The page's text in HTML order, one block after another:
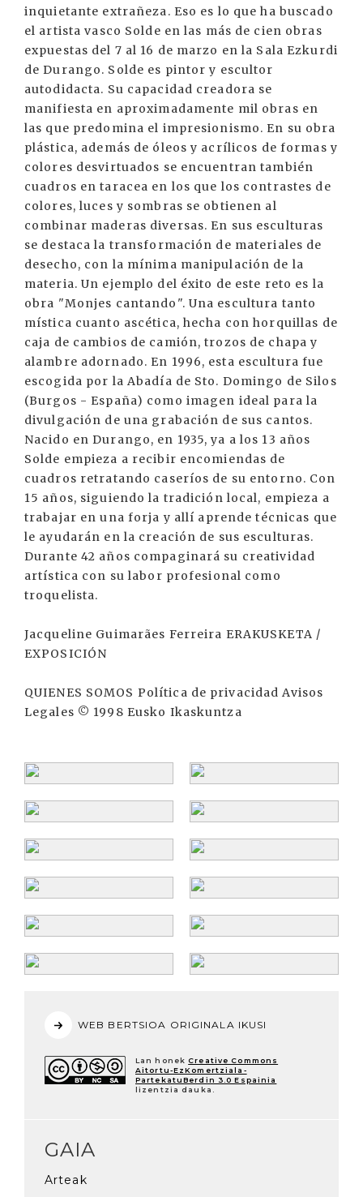
inquietante extrañeza. Eso es lo que ha buscado
el artista vasco Solde en las más de cien obras
expuestas del 7 al 16 de marzo en la Sala Ezkurdi
de Durango. Solde es pintor y escultor
autodidacta. Su capacidad creadora se
manifiesta en aproximadamente mil obras en
las que predomina el impresionismo. En su obra
plástica, además de óleos y acrílicos de formas y
colores desvirtuados se encuentran también
cuadros en taracea en los que los contrastes de
colores, luces y sombras se obtienen al
combinar maderas diversas. En sus esculturas
se destaca la transformación de materiales de
desecho, con la mínima manipulación de la
materia. Un ejemplo del éxito de este reto es la
obra "Monjes cantando". Una escultura tanto
mística cuanto ascética, hecha con horquillas de
caja de cambios de camión, trozos de chapa y
alambre adornado. En 1996, esta escultura fue
escogida por la Abadía de Sto. Domingo de Silos
(Burgos - España) como imagen ideal para la
divulgación de una grabación de sus cantos.
Nacido en Durango, en 1935, ya a los 13 años
Solde empieza a recibir encomiendas de
cuadros retratando caseríos de su entorno. Con
15 años, siguiendo la tradición local, empieza a
trabajar en una forja y allí aprende técnicas que
le ayudarán en la creación de sus esculturas.
Durante 42 años compaginará su creatividad
artística con su labor profesional como
troquelista.
Jacqueline Guimarães Ferreira ERAKUSKETA /
EXPOSICIÓN
QUIENES SOMOS Política de privacidad Avisos
Legales © 1998 Eusko Ikaskuntza
WEB BERTSIOA ORIGINALA IKUSI
Lan honek Creative Commons
Aitortu-EzKomertziala-
PartekatuBerdin 3.0 Espainia
lizentzia dauka.
GAIA
Arteak